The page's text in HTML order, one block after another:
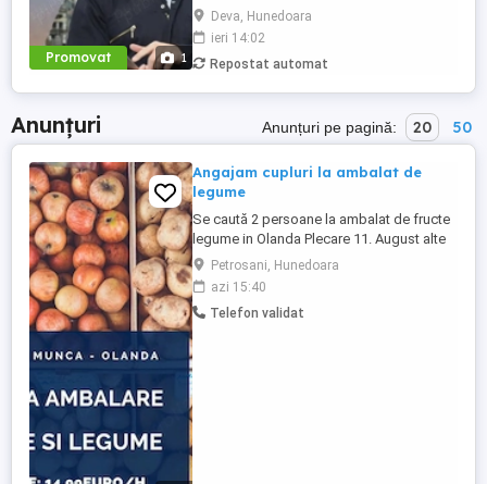
Promovat 1
automotive. Responsabilitati principale: -
Analizarea si executarea lucrarilor de
reparatie, intretinere si revizie; - Verificarea
functionarii echipamentelor si participarea
Deva, Hunedoara
ieri 14:02
Repostat automat
Anunțuri Anunțuri pe pagină: 20 50
Angajam cupluri la ambalat de
legume
Se caută 2 persoane la ambalat de fructe
legume in Olanda Plecare 11. August alte
detalii la telefon
Petrosani, Hunedoara
azi 15:40
Telefon validat